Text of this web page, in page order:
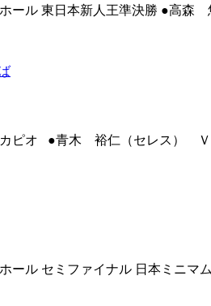
ホール 東日本新人王準決勝 ●
カピオ ●青木 裕仁（セレス
園ホール セミファイナル 日